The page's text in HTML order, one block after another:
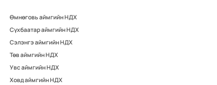
Өмнөговь аймгийн НДХ
Сүхбаатар аймгийн НДХ
Сэлэнгэ аймгийн НДХ
Төв аймгийн НДХ
Увс аймгийн НДХ
Ховд аймгийн НДХ